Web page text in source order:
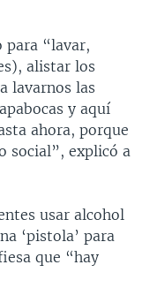
para “lavar,
alistar los
lavarnos las
y aquí
ahora, porque
social”, explicó a
usar alcohol
‘pistola’ para
que “hay